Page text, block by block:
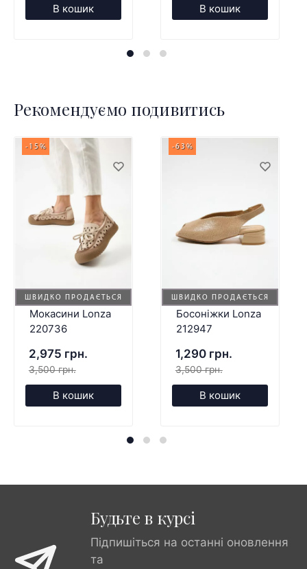
В кошик В кошик
Рекомендуємо подивитись
ШВИДКО ПРОДАЄТЬСЯ
-15%
Мокасини Lonza
220736
2,975 грн.
3,500 грн.
В кошик
ШВИДКО ПРОДАЄТЬСЯ
-63%
Босоніжки Lonza
212947
1,290 грн.
3,500 грн.
В кошик
Будьте в курсі
Підпишіться на останні оновлення
та